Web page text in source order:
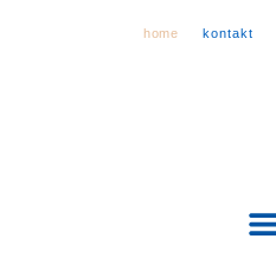
home kontakt